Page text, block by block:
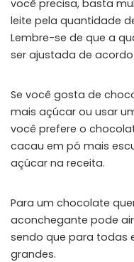
você precisa, basta
leite pela quantidade
Lembre-se de que a
ser ajustada de
Se você gosta de
mais açúcar ou usar
você prefere o
cacau em pó mais
açúcar na receita.
Para um chocolate
aconchegante pode
sendo que para todas
grandes.